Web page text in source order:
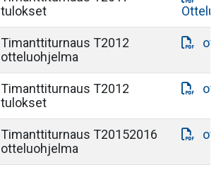
tulokset
Timanttiturnaus T2012
otteluohjelma
Timanttiturnaus T2012
tulokset
Timanttiturnaus T20152016
otteluohjelma